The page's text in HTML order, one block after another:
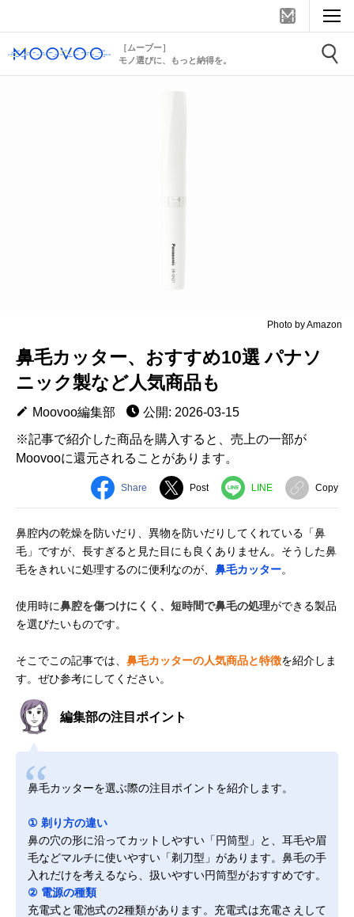
［ムーブー］
モノ選びに、もっと納得を。
Photo by Amazon
鼻毛カッター、おすすめ10選 パナソ
ニック製など人気商品も
Moovoo編集部
公開: 2026-03-15
※記事で紹介した商品を購入すると、売上の一部が
Moovooに還元されることがあります。
Share Post LINE Copy
鼻腔内の乾燥を防いだり、異物を防いだりしてくれている「鼻
毛」ですが、長すぎると見た目にも良くありません。そうした鼻
毛をきれいに処理するのに便利なのが、 鼻毛カッター。
使用時に鼻腔を傷つけにくく、短時間で鼻毛の処理ができる製品
を選びたいものです。
そこでこの記事では、 鼻毛カッターの人気商品と特徴を紹介しま
す。ぜひ参考にしてください。
編集部の注目ポイント
鼻毛カッターを選ぶ際の注目ポイントを紹介します。
① 剃り方の違い
鼻の穴の形に沿ってカットしやすい「円筒型」と、耳毛や眉
毛などマルチに使いやすい「剃刀型」があります。鼻毛の手
入れだけを考えるなら、扱いやすい円筒型がおすすめです。
② 電源の種類
充電式と電池式の2種類があります。充電式は充電さえして